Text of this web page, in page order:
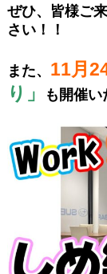
ぜひ、皆様ご
さい！！
また、 11月
り」
も開催い